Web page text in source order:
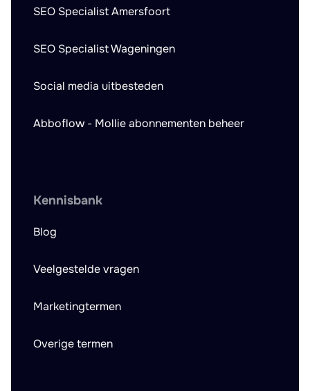
SEO Specialist Amersfoort
SEO Specialist Wageningen
Social media uitbesteden
Abboflow - Mollie abonnementen beheer
Kennisbank
Blog
Veelgestelde vragen
Marketingtermen
Overige termen